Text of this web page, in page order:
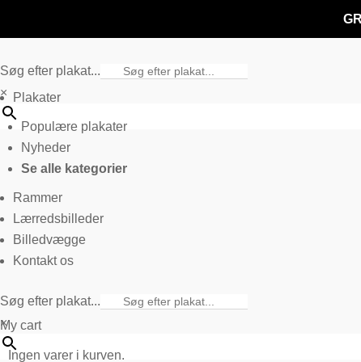
Søg efter plakat...
× Plakater
Populære plakater
Nyheder
Se alle kategorier
Rammer
Lærredsbilleder
Billedvægge
Kontakt os
Søg efter plakat...
×
My cart
Ingen varer i kurven.